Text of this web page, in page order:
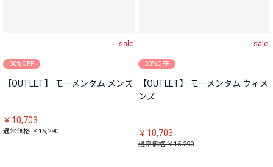
sale
30%OFF
【OUTLET】 モーメンタム メンズ
￥10,703
通常価格 ￥15,290
sale
30%OFF
【OUTLET】 モーメンタム ウィメ
ンズ
￥10,703
通常価格 ￥15,290